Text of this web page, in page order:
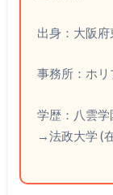
出身：大阪
事務所：ホリ
学歴：八雲学
→法政大学 (